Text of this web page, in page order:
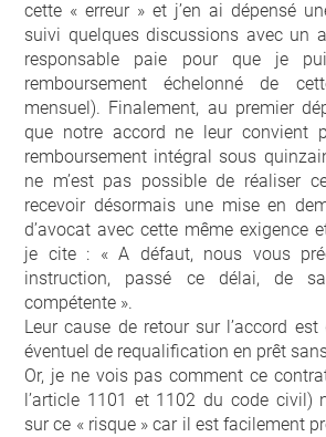
cette « erreur » et j’en ai dépensé
suivi quelques discussions avec un
responsable paie pour que je
remboursement échelonné de
mensuel). Finalement, au premier
que notre accord ne leur convient
remboursement intégral sous
ne m’est pas possible de réaliser
recevoir désormais une mise en
d’avocat avec cette même exigence
je cite : « A défaut, nous vous
instruction, passé ce délai, de
compétente ».
Leur cause de retour sur l’accord
éventuel de requalification en prêt
Or, je ne vois pas comment ce
l’article 1101 et 1102 du code civil)
sur ce « risque » car il est facilement